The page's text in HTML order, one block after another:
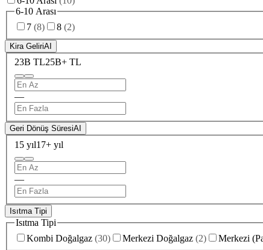
6-10 Arası
7 (8) 8 (2)
Kira GeliriAI
23B TL25B+ TL
—
Geri Dönüş SüresiAI
15 yıl17+ yıl
—
Isıtma Tipi
Isıtma Tipi
Kombi Doğalgaz (30) Merkezi Doğalgaz (2) Merkezi